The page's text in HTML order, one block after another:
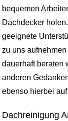
bequemen
Dachdecker
geeignete
zu uns
dauerhaft beraten
anderen
ebenso hierbei
Dachreinigung